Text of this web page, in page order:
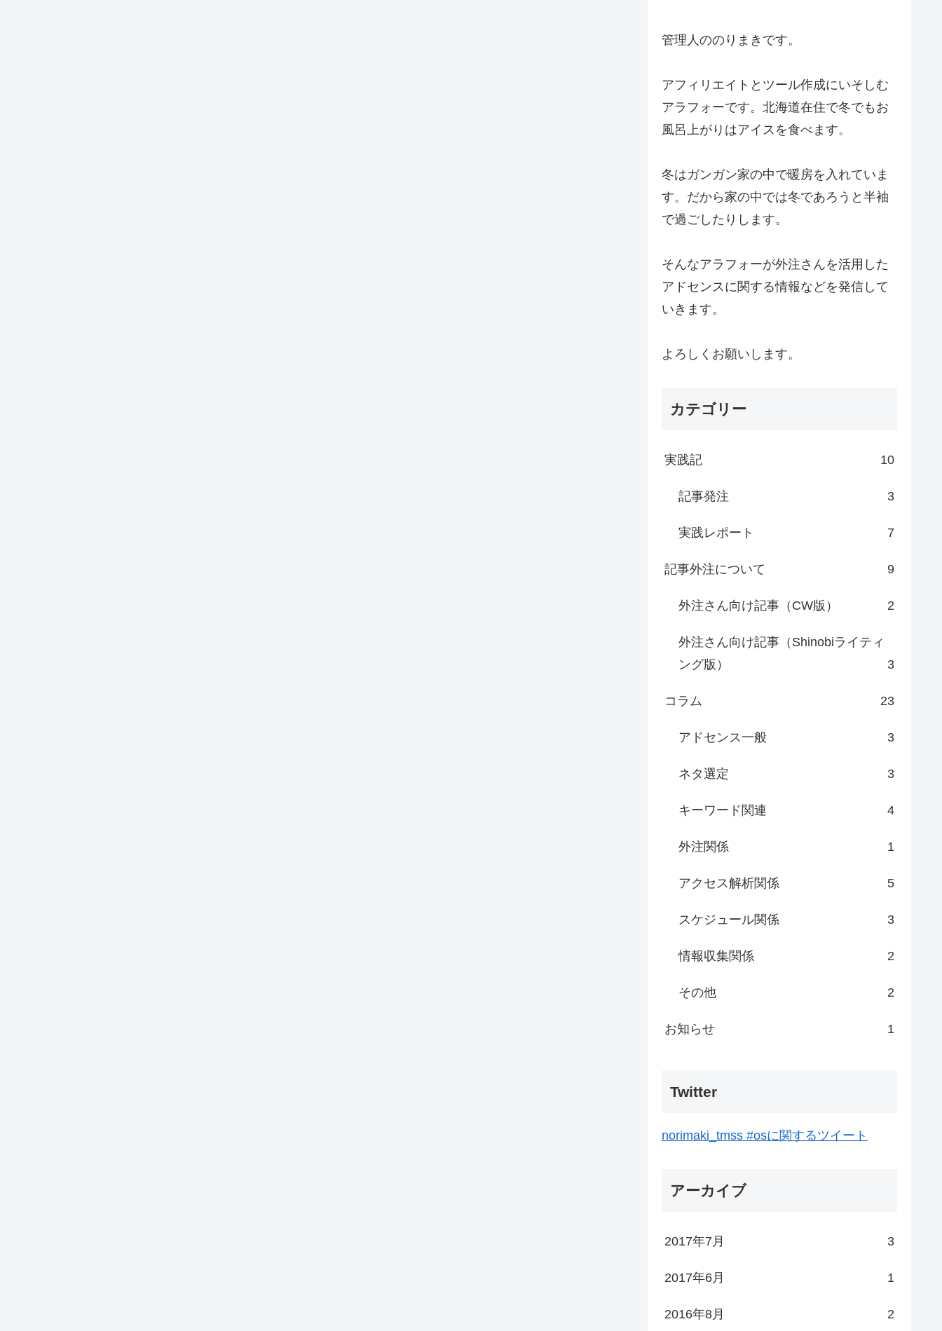
管理人ののりまきです。
アフィリエイトとツール作成にいそしむ
アラフォーです。北海道在住で冬でもお
風呂上がりはアイスを食べます。
冬はガンガン家の中で暖房を入れていま
す。だから家の中では冬であろうと半袖
で過ごしたりします。
そんなアラフォーが外注さんを活用した
アドセンスに関する情報などを発信して
いきます。
よろしくお願いします。
カテゴリー
実践記 10
記事発注 3
実践レポート 7
記事外注について 9
外注さん向け記事（CW版） 2
外注さん向け記事（Shinobiライティ
ング版）
3
コラム 23
アドセンス一般 3
ネタ選定 3
キーワード関連 4
外注関係 1
アクセス解析関係 5
スケジュール関係 3
情報収集関係 2
その他 2
お知らせ 1
Twitter
norimaki_tmss #osに関するツイート
アーカイブ
2017年7月 3
2017年6月 1
2016年8月 2